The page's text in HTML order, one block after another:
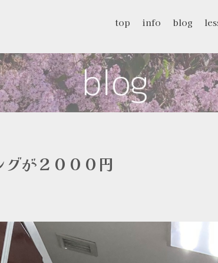
top info blog
が２０００円